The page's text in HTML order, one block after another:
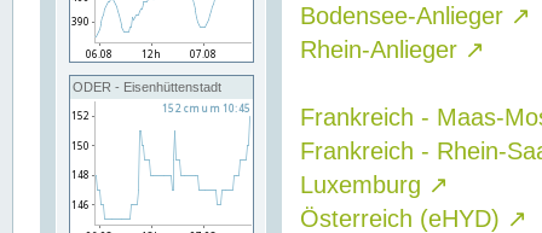
ODER - Eisenhüttenstadt
Bodensee-Anlieger ↗
Rhein-Anlieger ↗
Frankreich - Maas-
Frankreich - Rhein-
Luxemburg ↗
Österreich (eHYD) ↗